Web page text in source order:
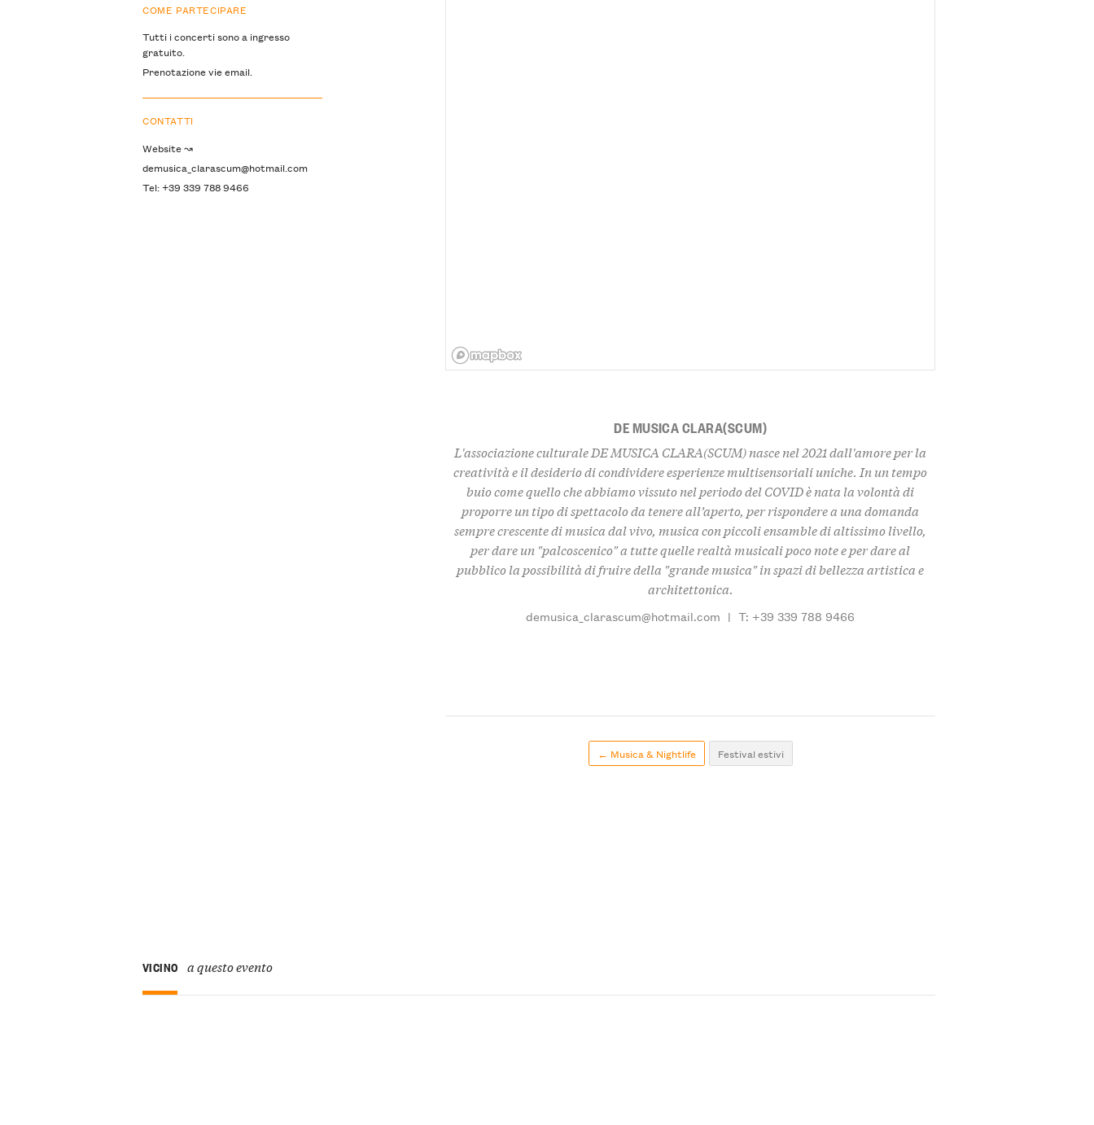
COME PARTECIPARE
Tutti i concerti sono a ingresso
gratuito.
Prenotazione vie email.
CONTATTI
Website ↝
demusica_clarascum@hotmail.com
Tel: +39 339 788 9466
DE MUSICA CLARA(SCUM)
L'associazione culturale DE MUSICA CLARA(SCUM) nasce nel 2021 dall'amore per la
creatività e il desiderio di condividere esperienze multisensoriali uniche. In un tempo
buio come quello che abbiamo vissuto nel periodo del COVID è nata la volontà di
proporre un tipo di spettacolo da tenere all’aperto, per rispondere a una domanda
sempre crescente di musica dal vivo, musica con piccoliensambledi altissimo livello,
per dare un "palcoscenico" a tutte quelle realtà musicali poco note e per dare al
pubblico la possibilità di fruire della "grande musica" in spazi di bellezza artistica e
architettonica.
demusica_clarascum@hotmail.com | T: +39 339 788 9466
← Musica & Nightlife Festival estivi
VICINO a questo evento